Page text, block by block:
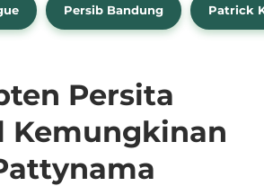
Persib Bandung Patrick
Persita
Kemungkinan